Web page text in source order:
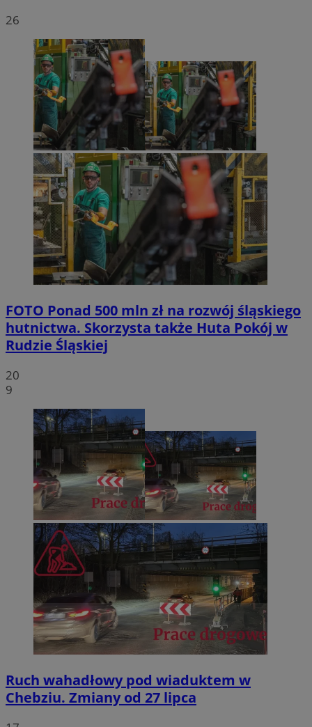
26
FOTO Ponad 500 mln zł na rozwój śląskiego
hutnictwa. Skorzysta także Huta Pokój w
Rudzie Śląskiej
20
9
Ruch wahadłowy pod wiaduktem w
Chebziu. Zmiany od 27 lipca